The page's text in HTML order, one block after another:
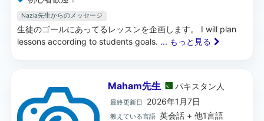
Nazia先生からのメッセージ
生徒のゴールにあってるレッスンを企画します。 I will plan
lessons according to students goals. ... もっと見る
Maham先生 パキスタン 人
最終更新日 2026年1月7日
教えている言語 英会話 + 他1言語